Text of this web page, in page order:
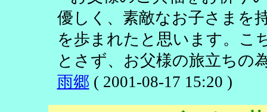
優しく、素敵なお子さまを
を歩まれたと思います。こ
とさず、お父様の旅立ちの
雨郷 ( 2001-08-17 15:20 )